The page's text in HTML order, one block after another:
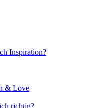
Inspiration?
& Love
richtig?